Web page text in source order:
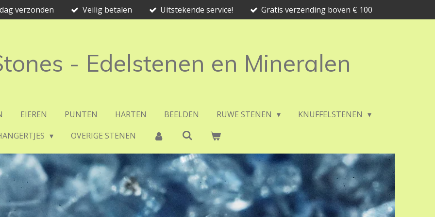
verzonden Veilig betalen Uitstekende service! Gratis verzending boven € 100
- Edelstenen en Mineralen
EIEREN PUNTEN HARTEN BEELDEN RUWE STENEN
KNUFFELSTENEN
OVERIGE STENEN